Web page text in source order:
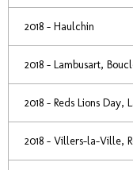
2018 - Haulchin
2018 - Lambusart,
2018 - Reds Lions Day,
2018 - Villers-la-Ville,